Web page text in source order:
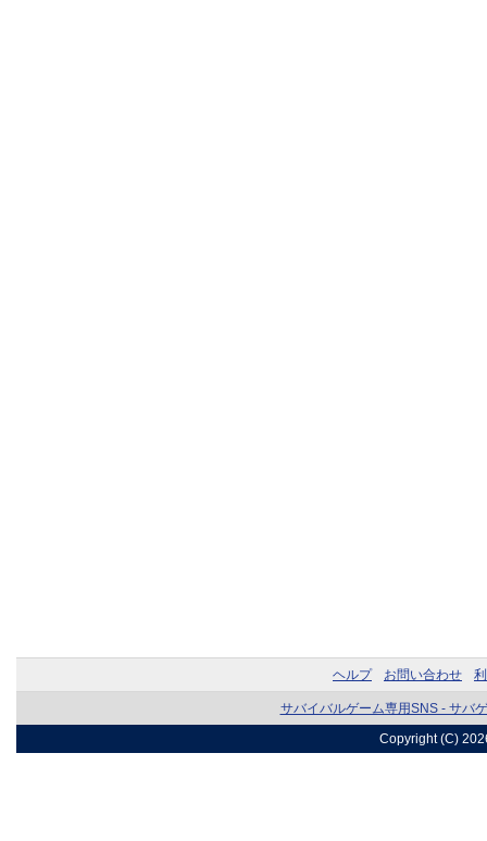
ヘルプ お問い合わせ
サバイバルゲーム専用SNS - サバ
Copyright (C)